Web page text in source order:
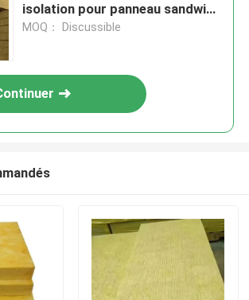
isolation pour panneau sandwich
laine minérale
MOQ： Discussible